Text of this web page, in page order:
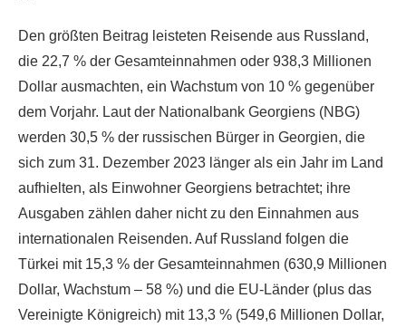
Den größten Beitrag leisteten Reisende aus Russland,
die 22,7 % der Gesamteinnahmen oder 938,3 Millionen
Dollar ausmachten, ein Wachstum von 10 % gegenüber
dem Vorjahr. Laut der Nationalbank Georgiens (NBG)
werden 30,5 % der russischen Bürger in Georgien, die
sich zum 31. Dezember 2023 länger als ein Jahr im Land
aufhielten, als Einwohner Georgiens betrachtet; ihre
Ausgaben zählen daher nicht zu den Einnahmen aus
internationalen Reisenden. Auf Russland folgen die
Türkei mit 15,3 % der Gesamteinnahmen (630,9 Millionen
Dollar, Wachstum – 58 %) und die EU-Länder (plus das
Vereinigte Königreich) mit 13,3 % (549,6 Millionen Dollar,